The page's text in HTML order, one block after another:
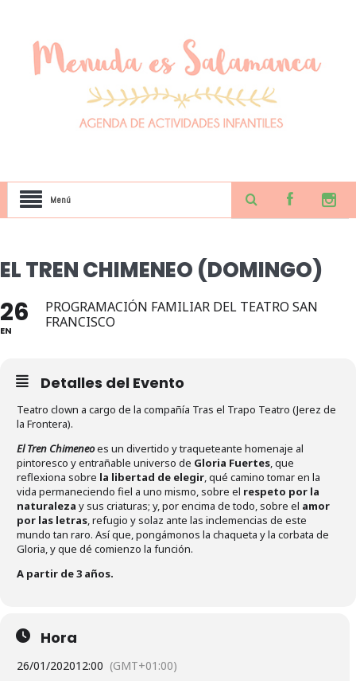
Menú
EL TREN CHIMENEO (DOMINGO)
26
EN
PROGRAMACIÓN FAMILIAR DEL TEATRO SAN
FRANCISCO
Detalles del Evento
Teatro clown a cargo de la compañía Tras el Trapo Teatro (Jerez de
la Frontera).
El Tren Chimeneoes un divertido y traqueteante homenaje al
pintoresco y entrañable universo de Gloria Fuertes, que
reflexiona sobre la libertad de elegir, qué camino tomar en la
vida permaneciendo fiel a uno mismo, sobre el respeto por la
naturaleza y sus criaturas; y, por encima de todo, sobre el amor
por las letras, refugio y solaz ante las inclemencias de este
mundo tan raro. Así que, pongámonos la chaqueta y la corbata de
Gloria, y que dé comienzo la función.
A partir de 3 años.
Hora
26/01/202012:00 (GMT+01:00)